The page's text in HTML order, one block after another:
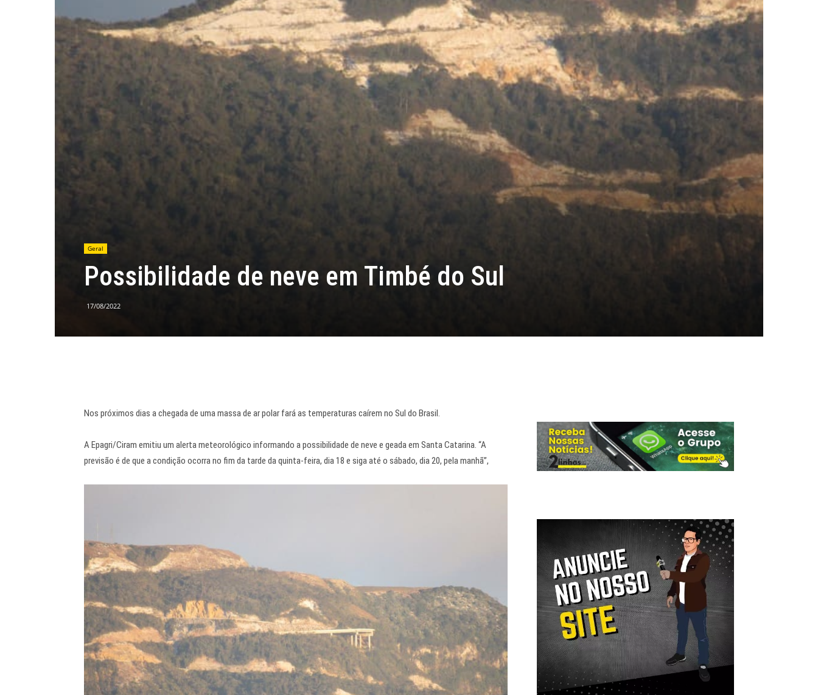
Geral
Possibilidade de neve em Timbé do Sul
17/08/2022
Nos próximos dias a chegada de uma massa de ar polar fará as temperaturas caírem no Sul do Brasil.
A Epagri/Ciram emitiu um alerta meteorológico informando a possibilidade de neve e geada em Santa Catarina. “A
previsão é de que a condição ocorra no fim da tarde da quinta-feira, dia 18 e siga até o sábado, dia 20, pela manhã”,